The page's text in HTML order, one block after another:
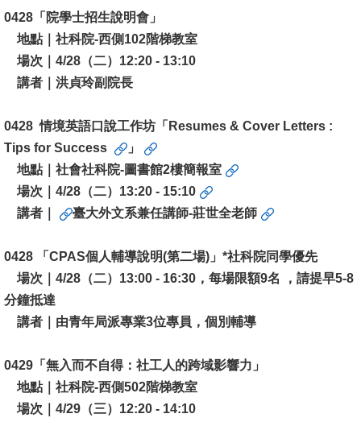
0428「 院學士招生說明會」
地點｜社科院-西側102階梯教室
場次｜4/28（二）12:20 - 13:10
講者｜ 洪貞玲副院長
0428 情境英語口說工作坊「Resumes & Cover Letters :
Tips for Success
」
地點｜社會社科院-圖書館2樓簡報室
場次｜4/28（二）13:20 - 15:10
講者｜
臺大外文系兼任講師-莊世全老師
0428 「CPAS個人輔導說明(第二場)」*社科院同學優先
場次｜4/28（二）13:00 - 16:30，每場限額9名 ，請提早5-8
分鐘抵達
講者｜由青年局派專業3位專員，個別輔導
0429「無入而不自得：社工人的跨域影響力」
地點｜社科院-西側502階梯教室
場次｜4/29（三）12:20 - 14:10